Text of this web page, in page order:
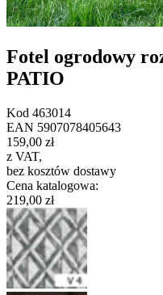
Fotel ogrodowy
PATIO
Kod 463014
EAN 5907078405643
159,00 zł
z VAT,
bez kosztów dostawy
Cena katalogowa:
219,00 zł